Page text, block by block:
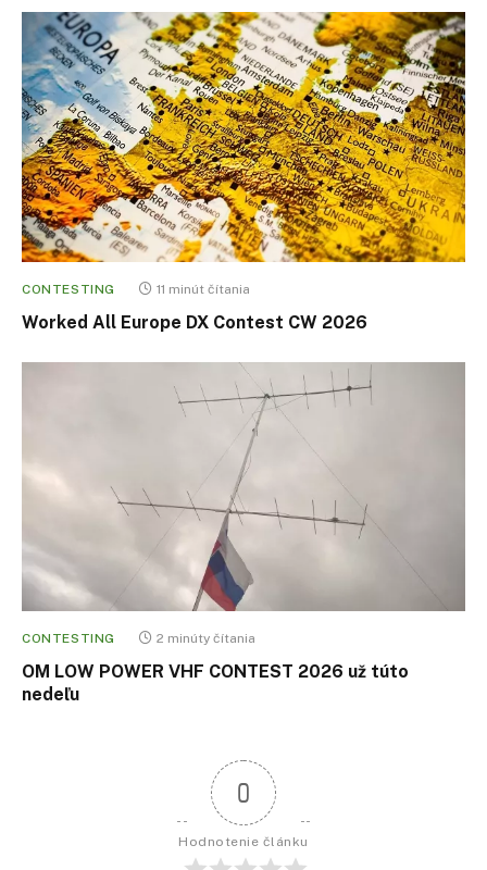
CONTESTING 11 minút čítania
Worked All Europe DX Contest CW 2026
CONTESTING 2 minúty čítania
OM LOW POWER VHF CONTEST 2026 už túto
nedeľu
0
Hodnotenie článku